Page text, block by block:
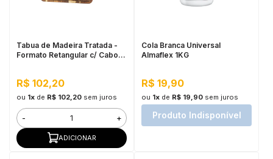
Tabua de Madeira Tratada -
Formato Retangular c/ Cabo
R$ 102,20
ou 1xde R$ 102,20 sem juros
- +
ADICIONAR
Cola Branca Universal
Almaflex 1KG
R$ 19,90
ou 1xde R$ 19,90 sem juros
Produto Indisponível